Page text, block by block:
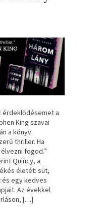
a
King szavai
a könyv
thriller. Ha
fogod.”
Quincy, a
életét: süt,
egy kedves
Az évekkel
[…]